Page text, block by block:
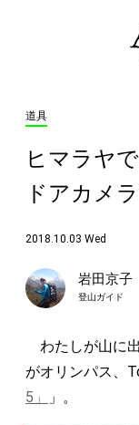
道具
ヒマラヤ
ドアカメ
2018.10.03 Wed
岩田京子
登山ガイド
わたしが山に
がオリンパス、
5」
」。